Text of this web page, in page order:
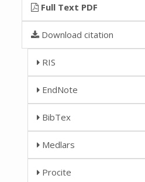
Full Text PDF
Download citation
RIS
EndNote
BibTex
Medlars
Procite